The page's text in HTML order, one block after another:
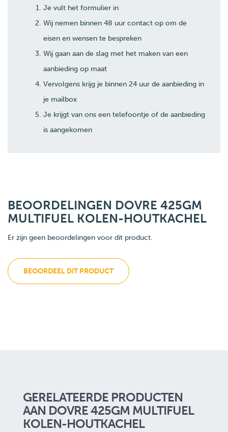
Je vult het formulier in
Wij nemen binnen 48 uur contact op om de
eisen en wensen te bespreken
Wij gaan aan de slag met het maken van een
aanbieding op maat
Vervolgens krijg je binnen 24 uur de aanbieding in
je mailbox
Je krijgt van ons een telefoontje of de aanbieding
is aangekomen
BEOORDELINGEN DOVRE 425GM
MULTIFUEL KOLEN-HOUTKACHEL
Er zijn geen beoordelingen voor dit product.
BEOORDEEL DIT PRODUCT
GERELATEERDE PRODUCTEN
AAN DOVRE 425GM MULTIFUEL
KOLEN-HOUTKACHEL